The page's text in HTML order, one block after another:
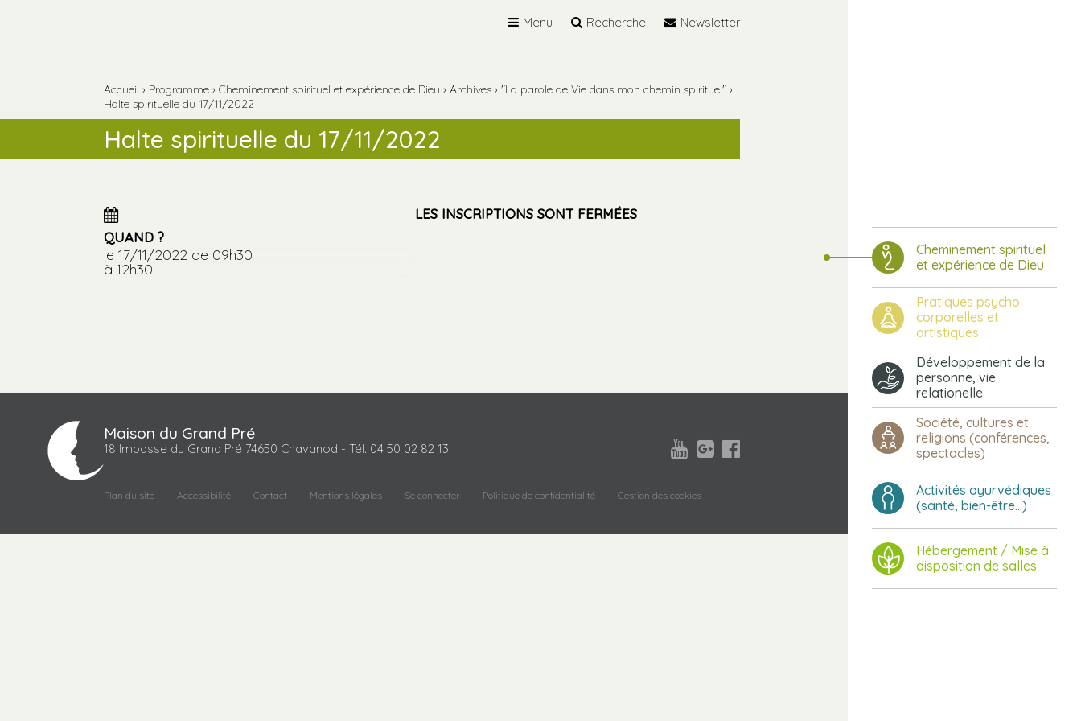
Cheminement spirituel
et expérience de Dieu
Pratiques psycho
corporelles et
artistiques
Développement de la
personne, vie
relationelle
Société, cultures et
religions (conférences,
spectacles)
Activités ayurvédiques
(santé, bien-être...)
Hébergement / Mise à
disposition de salles
Menu Recherche Newsletter
Accueil › Programme › Cheminement spirituel et expérience de Dieu › Archives › "La parole de Vie dans mon chemin spirituel" ›
Halte spirituelle du 17/11/2022
Halte spirituelle du 17/11/2022
QUAND ?
le 17/11/2022 de 09h30
à 12h30
LES INSCRIPTIONS SONT FERMÉES
Maison du Grand Pré
18 Impasse du Grand Pré 74650 Chavanod - Tél. 04 50 02 82 13 


Plan du site Accessibilité Contact Mentions légales Se connecter Politique de confidentialité Gestion des cookies